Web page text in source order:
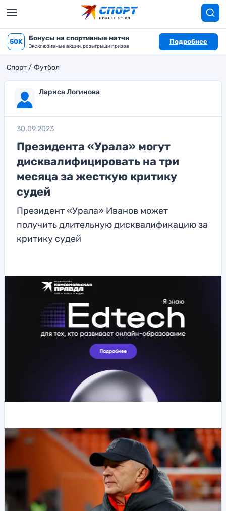
50K Бонусы на спортивные матчи
Эксклюзивные акции, розыгрыши призов
Подробнее
Спорт Футбол
Лариса Логинова
30.09.2023
Президента «Урала» могут
дисквалифицировать на три
месяца за жесткую критику
судей
Президент «Урала» Иванов может
получить длительную дисквалификацию за
критику судей